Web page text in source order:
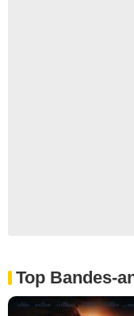
Top Bandes-